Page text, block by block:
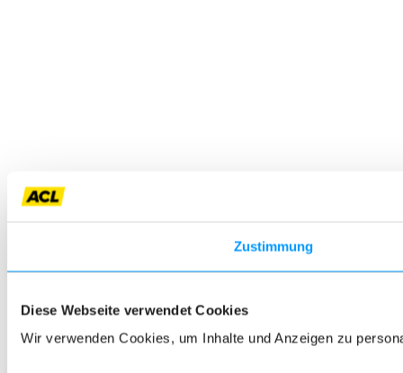
Zustimmung
Diese Webseite verwendet Cookies
Wir verwenden Cookies, um Inhalte und Anzeigen zu